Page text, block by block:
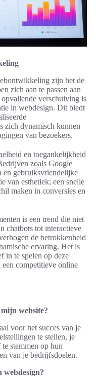
zijn het de
zich aan te passen aan
verschuiving is
in webdesign. Dit biedt
zich dynamisch kunnen
van bezoekers.
en toegankelijkheid
zoals Google
en gebruiksvriendelijke
van esthetiek; een snelle
maken in conversies en
is een trend die niet
chatbots tot interactieve
de betrokkenheid
ervaring. Het is
in te spelen op deze
competitieve online
website?
voor het succes van je
te stellen, je
stemmen op hun
van je bedrijfsdoelen.
webdesign?